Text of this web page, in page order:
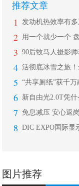
推荐文章
1
2
3
4 活彻底冰雪之旅！
5
6 新自由光2.0T凭
7 免息减压 安心返
8 DIC EXPO国际显
图片推荐